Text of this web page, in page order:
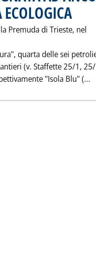
Premuda di Trieste, nel
quarta delle sei
(v. Staffette 25/1,
"Isola Blu" (...